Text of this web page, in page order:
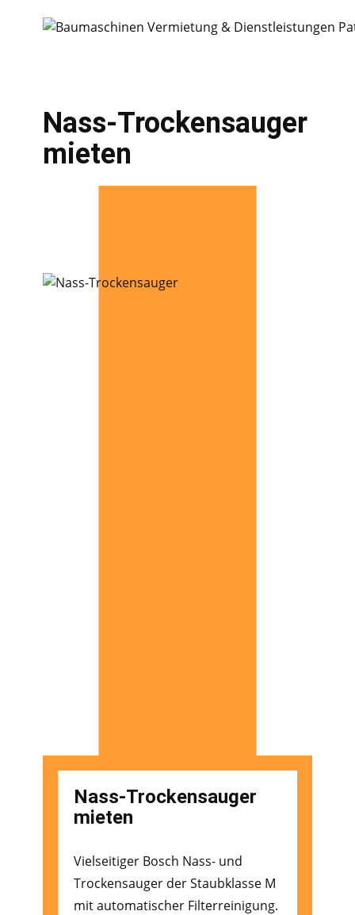
Nass-Trockensauger
mieten
Nass-Trockensauger
mieten
Vielseitiger Bosch Nass- und
Trockensauger der Staubklasse M
mit automatischer Filterreinigung.